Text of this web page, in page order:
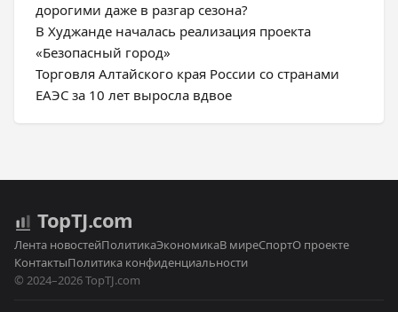
дорогими даже в разгар сезона?
В Худжанде началась реализация проекта
«Безопасный город»
Торговля Алтайского края России со странами
ЕАЭС за 10 лет выросла вдвое
TopTJ.com
Лента новостейПолитикаЭкономикаВ миреСпортО проекте
КонтактыПолитика конфиденциальности
© 2024–2026 TopTJ.com